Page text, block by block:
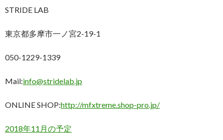
STRIDE LAB
東京都多摩市一ノ宮2-19-1
050-1229-1339
Mail:info@stridelab.jp
ONLINE SHOP:http://mfxtreme.shop-pro.jp/
2018年11月の予定